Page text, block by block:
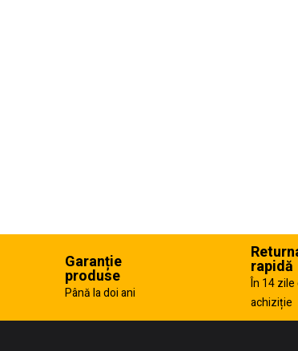
Garanție
produse
Până la doi ani
rapidă
În 14 zile
achiziție